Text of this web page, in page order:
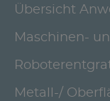
Übersicht
Maschinen-
Metall-/